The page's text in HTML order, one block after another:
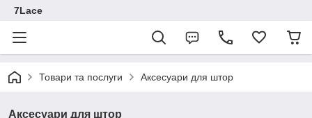
7Lace
Товари та послуги Аксесуари для штор
Аксесуари для штор